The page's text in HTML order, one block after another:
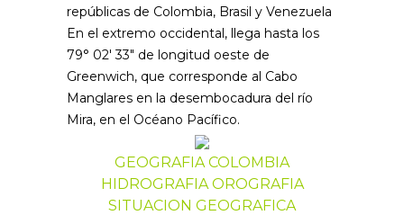
repúblicas de Colombia, Brasil y Venezuela
En el extremo occidental, llega hasta los
79° 02′ 33″ de longitud oeste de
Greenwich, que corresponde al Cabo
Manglares en la desembocadura del río
Mira, en el Océano Pacífico.
GEOGRAFIA COLOMBIA
HIDROGRAFIA OROGRAFIA
SITUACION GEOGRAFICA